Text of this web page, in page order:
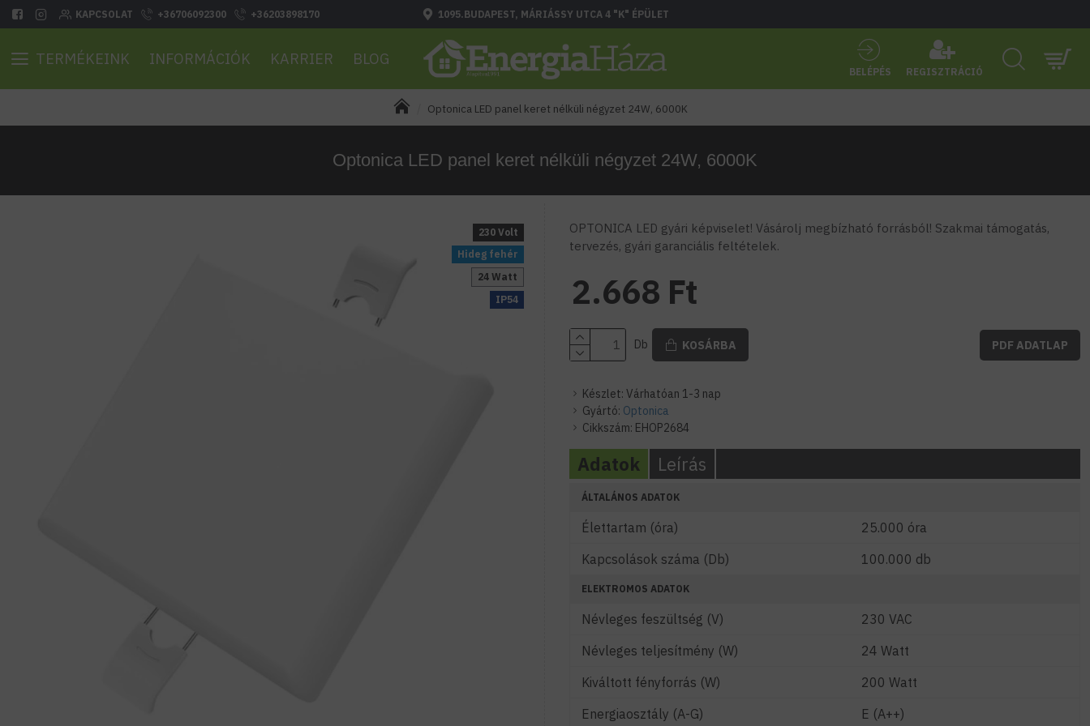
KAPCSOLAT +36706092300 +36203898170 1095.BUDAPEST, MÁRIÁSSY UTCA 4 "K" ÉPÜLET
TERMÉKEINK INFORMÁCIÓK KARRIER BLOG
BELÉPÉS REGISZTRÁCIÓ
Optonica LED panel keret nélküli négyzet 24W, 6000K
Optonica LED panel keret nélküli négyzet 24W, 6000K
Hideg fehér
230 Volt
IP54
24 Watt
OPTONICA LED gyári képviselet! Vásárolj megbízható forrásból! Szakmai támogatás,
tervezés, gyári garanciális feltételek.
Készlet: Várhatóan 1-3 nap
Gyártó: Optonica
Cikkszám: EHOP2684
2.668 Ft
Db KOSÁRBA PDF ADATLAP
Adatok Leírás
ÁLTALÁNOS ADATOK
Élettartam (óra)
25.000 óra
Kapcsolások száma (Db)
100.000 db
ELEKTROMOS ADATOK
Névleges feszültség (V)
230 VAC
Névleges teljesítmény (W)
24 Watt
Kiváltott fényforrás (W)
200 Watt
Energiaosztály (A-G)
E (A++)